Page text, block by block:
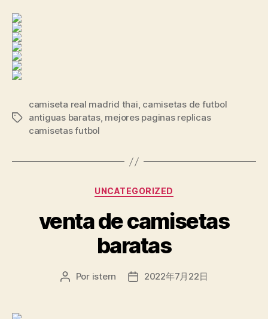
Etiquetas
camiseta real madrid thai, camisetas de futbol
antiguas baratas, mejores paginas replicas
camisetas futbol
Categorías
UNCATEGORIZED
venta de camisetas
baratas
Autor
Por istern
Fecha2022年7月22日